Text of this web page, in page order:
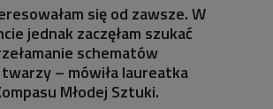
się od zawsze. W
jednak zaczęłam szukać
schematów
– mówiła laureatka
Młodej Sztuki.